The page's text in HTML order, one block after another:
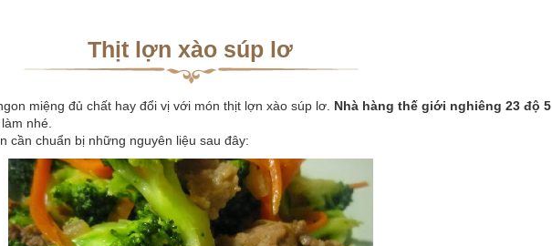
Thịt lợn xào súp lơ
miệng đủ chất hay đổi vị với món thịt lợn xào súp lơ. Nhà hàng thế giới nghiêng 23 độ 5
nhé.
cần chuẩn bị những nguyên liệu sau đây: